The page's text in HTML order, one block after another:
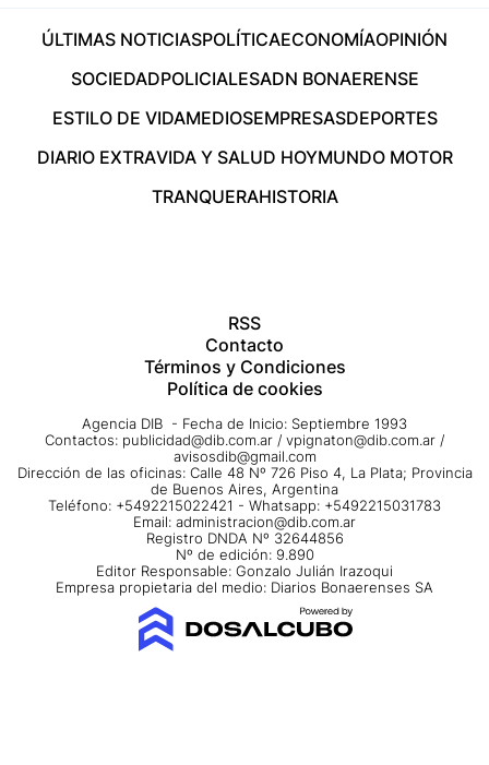
ÚLTIMAS NOTICIASPOLÍTICAECONOMÍAOPINIÓN
SOCIEDADPOLICIALESADN BONAERENSE
ESTILO DE VIDAMEDIOSEMPRESASDEPORTES
DIARIO EXTRAVIDA Y SALUD HOYMUNDO MOTOR
TRANQUERAHISTORIA
RSS
Contacto
Términos y Condiciones
Política de cookies
Agencia DIB - Fecha de Inicio: Septiembre 1993
Contactos: publicidad@dib.com.ar / vpignaton@dib.com.ar /
avisosdib@gmail.com
Dirección de las oficinas: Calle 48 Nº 726 Piso 4, La Plata; Provincia
de Buenos Aires, Argentina
Teléfono: +5492215022421 - Whatsapp: +5492215031783
Email: administracion@dib.com.ar
Registro DNDA Nº 32644856
Nº de edición: 9.890
Editor Responsable: Gonzalo Julián Irazoqui
Empresa propietaria del medio: Diarios Bonaerenses SA